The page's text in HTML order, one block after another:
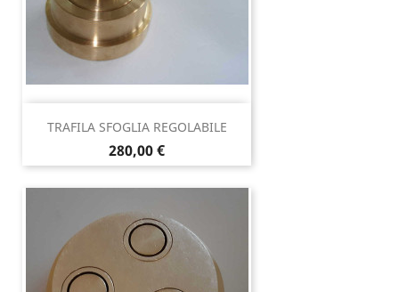
TRAFILA SFOGLIA REGOLABILE
Prezzo
280,00 €